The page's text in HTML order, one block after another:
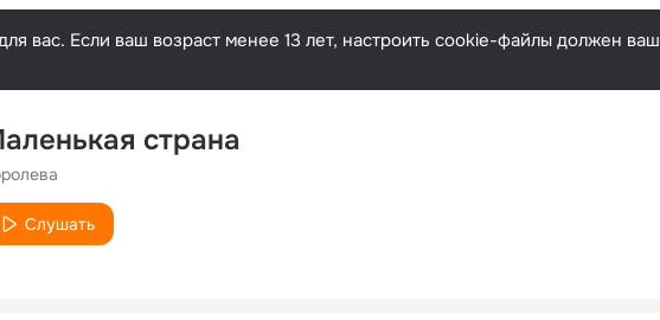
вас. Если ваш возраст менее 13 лет, настроить cookie-файлы должен ваш
страна
Слушать